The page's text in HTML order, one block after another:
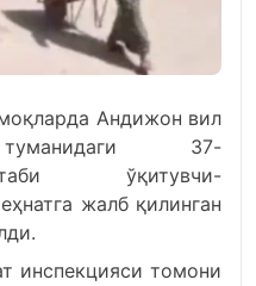
Андижон вил
туманидаги
37-
ўқитувчи-
жалб қилинган
инспекцияси томони